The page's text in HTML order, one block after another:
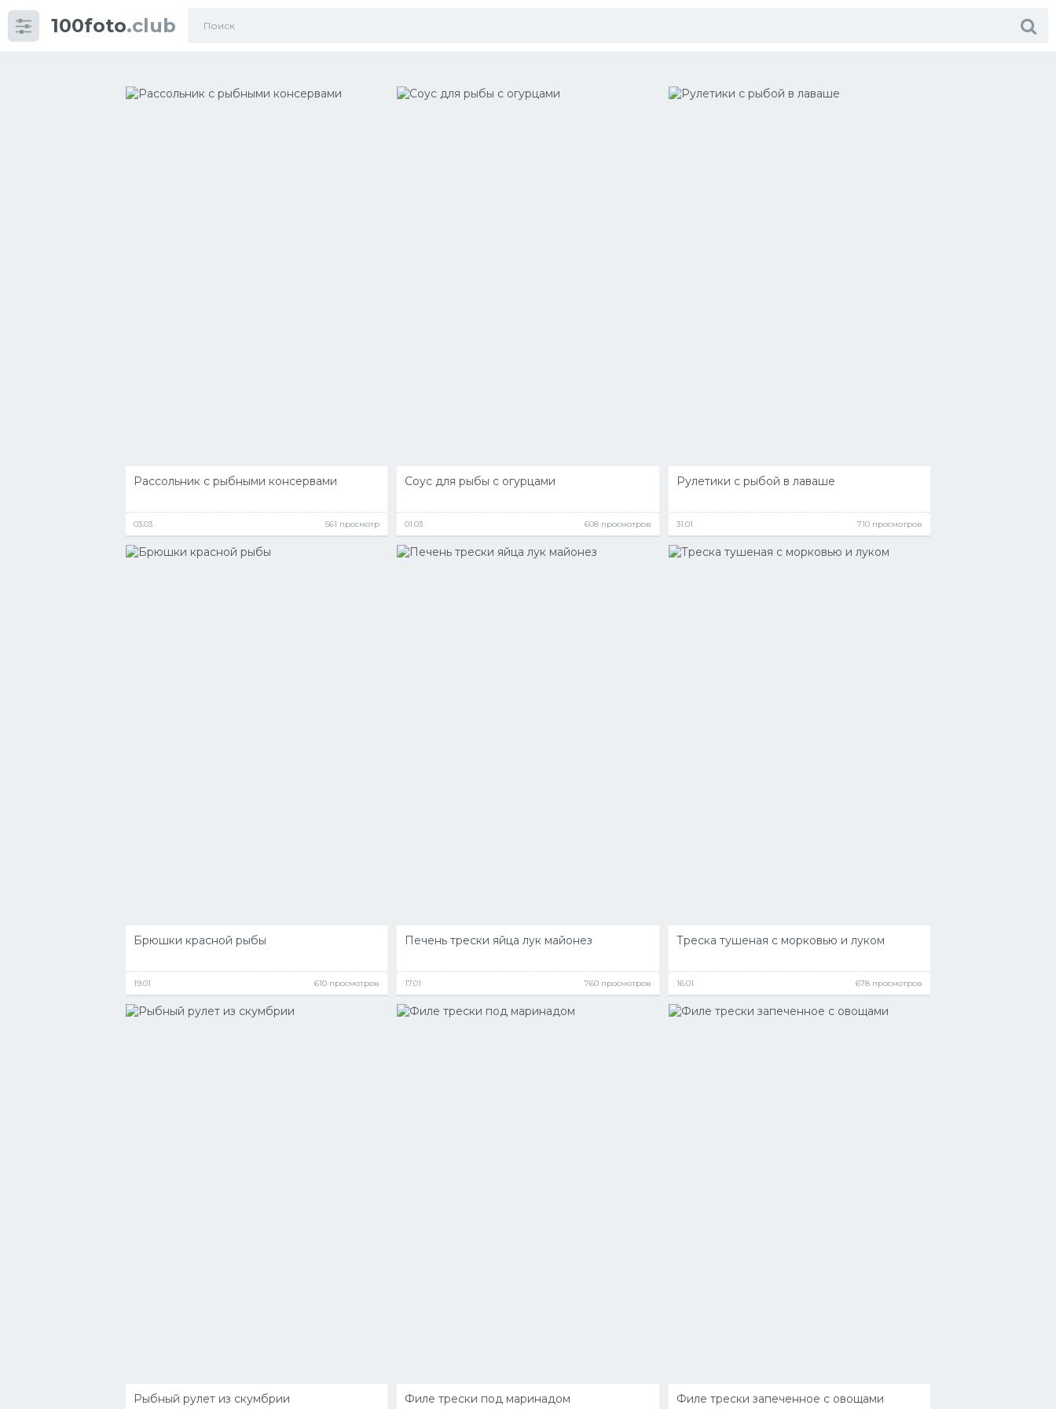
100foto.club
Рассольник с рыбными консервами
03.03 561 просмотр
Соус для рыбы с огурцами
01.03 608 просмотров
Рулетики с рыбой в лаваше
31.01 710 просмотров
Брюшки красной рыбы
19.01 610 просмотров
Печень трески яйца лук майонез
17.01 760 просмотров
Треска тушеная с морковью и луком
16.01 678 просмотров
Рыбный рулет из скумбрии Филе трески под маринадом Филе трески запеченное с овощами